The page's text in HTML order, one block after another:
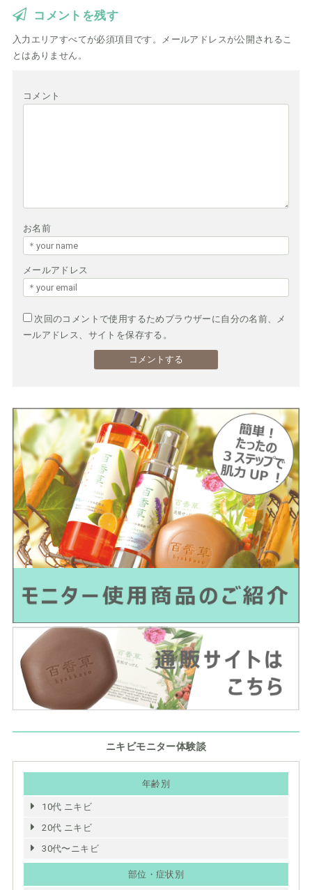
コメントを残す
入力エリアすべてが必須項目です。メールアドレスが公開されるこ
とはありません。
コメント
お名前
メールアドレス
次回のコメントで使用するためブラウザーに自分の名前、メ
ールアドレス、サイトを保存する。
ニキビモニター体験談
年齢別
10代 ニキビ
20代 ニキビ
30代〜ニキビ
部位・症状別